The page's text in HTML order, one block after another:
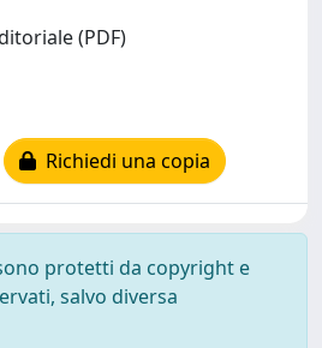
(PDF)
Richiedi una copia
protetti da copyright e
salvo diversa